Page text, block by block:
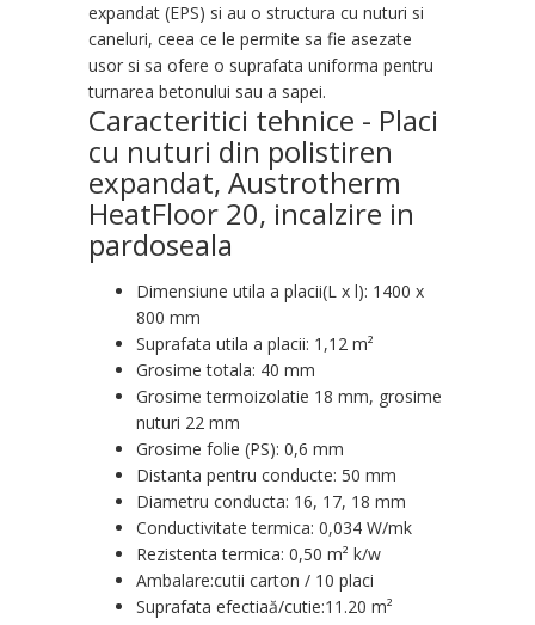
expandat (EPS) si au o structura cu nuturi si
caneluri, ceea ce le permite sa fie asezate
usor si sa ofere o suprafata uniforma pentru
turnarea betonului sau a sapei.
Caracteritici tehnice - Placi
cu nuturi din polistiren
expandat, Austrotherm
HeatFloor 20, incalzire in
pardoseala
Dimensiune utila a placii(L x l): 1400 x
800 mm
Suprafata utila a placii: 1,12 m²
Grosime totala: 40 mm
Grosime termoizolatie 18 mm, grosime
nuturi 22 mm
Grosime folie (PS): 0,6 mm
Distanta pentru conducte: 50 mm
Diametru conducta: 16, 17, 18 mm
Conductivitate termica: 0,034 W/mk
Rezistenta termica: 0,50 m² k/w
Ambalare:cutii carton / 10 placi
Suprafata efectiaă/cutie:11.20 m²